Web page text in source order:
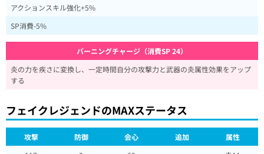
アクションスキル強化+5%
SP消費-5%
バーニングチャージ（消費SP 24）
炎の力を疾さに変換し、一定時間自分の攻撃力と武器の炎属性効果をアップ
する
フェイクレジェンドのMAXステータス
攻撃 防御 会心 追加
属性